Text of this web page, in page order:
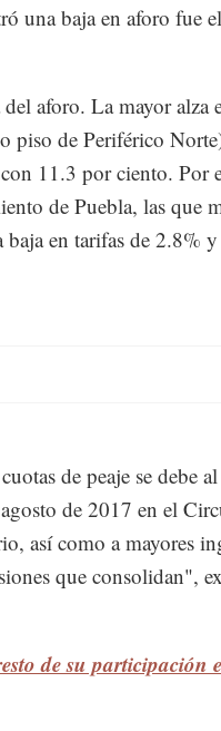
una baja en aforo fue
aforo. La mayor alza
piso de Periférico
11.3 por ciento. Por
de Puebla, las que
en tarifas de 2.8%
de peaje se debe
de 2017 en el
así como a mayores
que consolidan",
de su participación